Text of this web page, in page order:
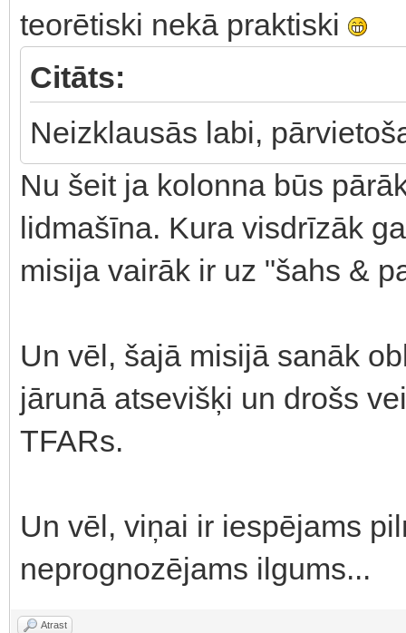
teorētiski nekā praktiski
Citāts:
Neizklausās labi,
Nu šeit ja kolonna būs
lidmašīna. Kura visdrīzāk
misija vairāk ir uz "šahs &
Un vēl, šajā misijā sanāk
jārunā atsevišķi un drošs
TFARs.
Un vēl, viņai ir iespējams
neprognozējams ilgums...
Atrast